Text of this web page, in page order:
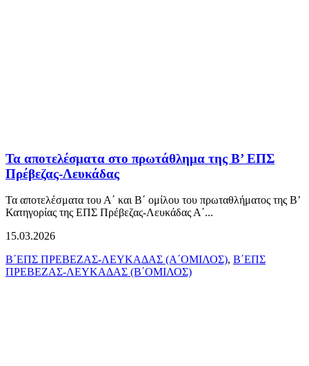
Τα αποτελέσματα στο πρωτάθλημα της Β’ ΕΠΣ
Πρέβεζας-Λευκάδας
Τα αποτελέσματα του Α΄ και Β΄ ομίλου του πρωταθλήματος της Β’
Κατηγορίας της ΕΠΣ Πρέβεζας-Λευκάδας Α΄...
15.03.2026
Β΄ΕΠΣ ΠΡΕΒΕΖΑΣ-ΛΕΥΚΑΔΑΣ (Α΄ΟΜΙΛΟΣ), Β΄ΕΠΣ
ΠΡΕΒΕΖΑΣ-ΛΕΥΚΑΔΑΣ (Β΄ΟΜΙΛΟΣ)